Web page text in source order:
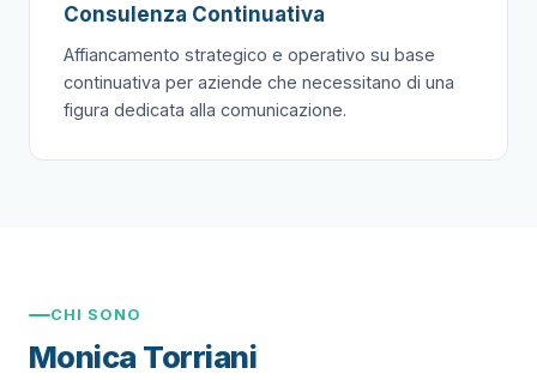
Consulenza Continuativa
Affiancamento strategico e operativo su base
continuativa per aziende che necessitano di una
figura dedicata alla comunicazione.
CHI SONO
Monica Torriani